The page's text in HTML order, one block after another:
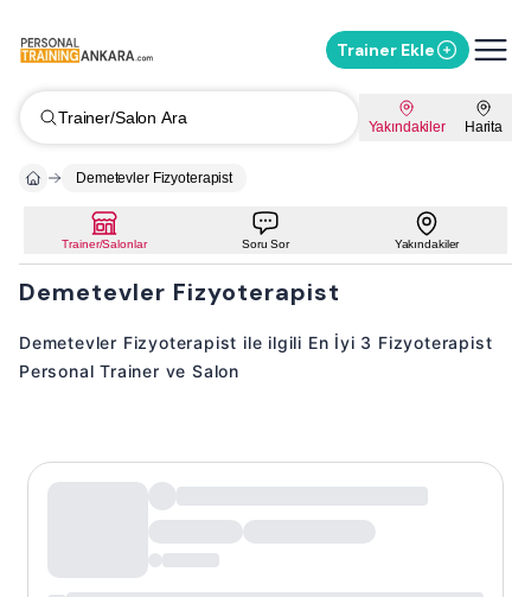
Trainer Ekle
Trainer/Salon Ara Yakındakiler Harita
Demetevler Fizyoterapist
Trainer/Salonlar Soru Sor Yakındakiler
Demetevler Fizyoterapist
Demetevler Fizyoterapist ile ilgili En İyi 3 Fizyoterapist
Personal Trainer ve Salon